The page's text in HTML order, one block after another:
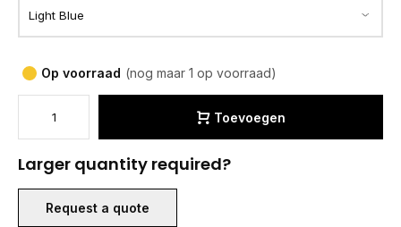
Op voorraad (nog maar 1 op voorraad)
Toevoegen
Larger quantity required?
Request a quote